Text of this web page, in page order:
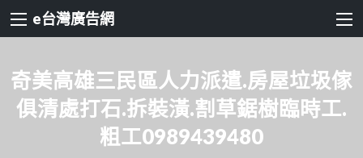
e台灣廣告網
奇美高雄三民區人力派遣.房屋垃圾傢
俱清處打石.拆裝潢.割草鋸樹臨時工.
粗工0989439480